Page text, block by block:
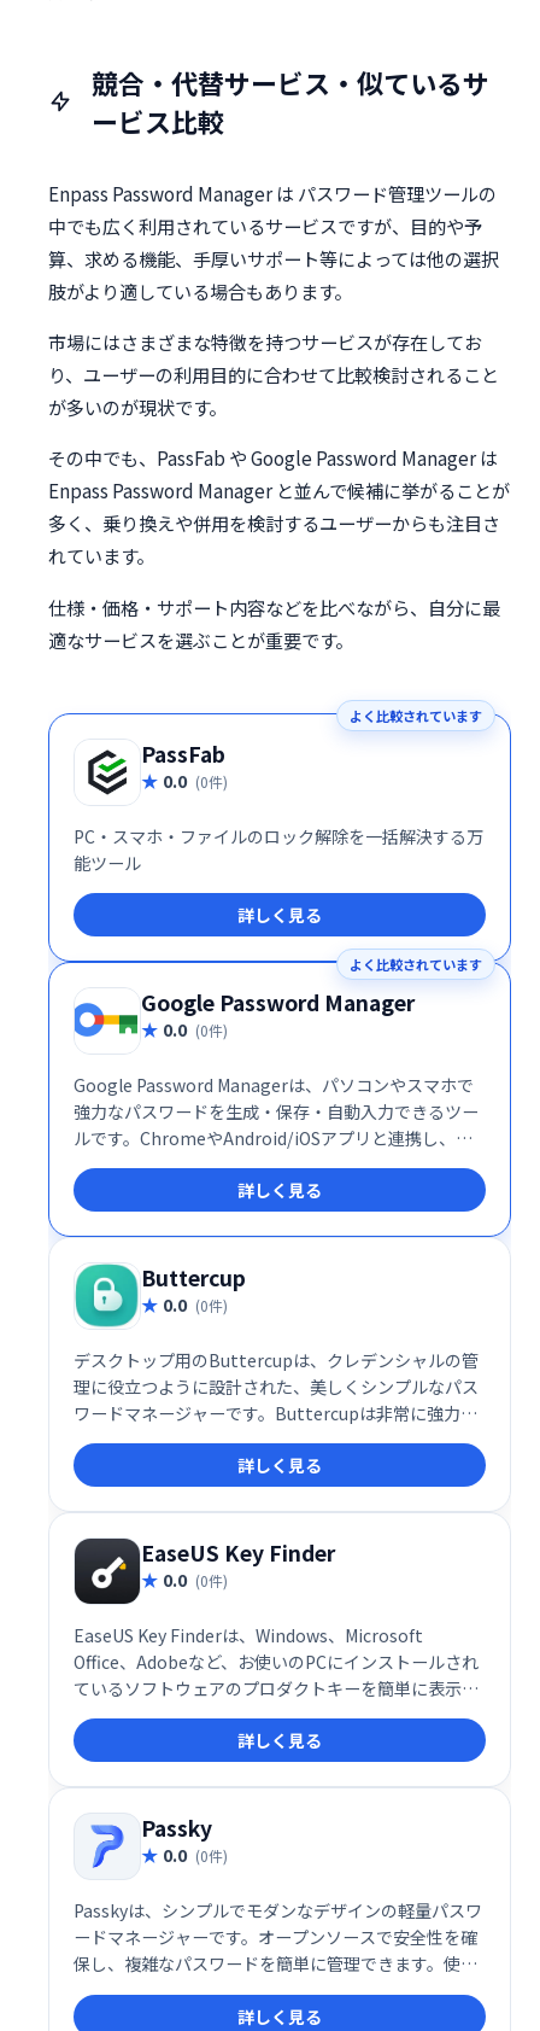
競合・代替サービス・似ているサ
ービス比較
Enpass Password Manager は パスワード管理ツールの
中でも広く利用されているサービスですが、目的や予
算、求める機能、手厚いサポート等によっては他の選択
肢がより適している場合もあります。
市場にはさまざまな特徴を持つサービスが存在してお
り、ユーザーの利用目的に合わせて比較検討されること
が多いのが現状です。
その中でも、PassFab や Google Password Manager は
Enpass Password Manager と並んで候補に挙がることが
多く、乗り換えや併用を検討するユーザーからも注目さ
れています。
仕様・価格・サポート内容などを比べながら、自分に最
適なサービスを選ぶことが重要です。
よく比較されています
PassFab
0.0 (0件)
PC・スマホ・ファイルのロック解除を一括解決する万
能ツール
詳しく見る
よく比較されています
Google Password Manager
0.0 (0件)
Google Password Managerは、パソコンやスマホで
強力なパスワードを生成・保存・自動入力できるツー
ルです。ChromeやAndroid/iOSアプリと連携し、オ
ンラインでのセキュリティ強化をサポートします。安
全で一意のパスワード管理で、個人情報をしっかり保
護しましょう。
詳しく見る
Buttercup
0.0 (0件)
デスクトップ用のButtercupは、クレデンシャルの管
理に役立つように設計された、美しくシンプルなパス
ワードマネージャーです。Buttercupは非常に強力な
暗号化を使用して、単一のマスターパスワードで機密
情報を保護します-サービスごとに、より強力で複雑な
パスワードを自由に使用して、Buttercupに安全に保
管させてください。
詳しく見る
EaseUS Key Finder
0.0 (0件)
EaseUS Key Finderは、Windows、Microsoft
Office、Adobeなど、お使いのPCにインストールされ
ているソフトウェアのプロダクトキーを簡単に表示で
きる便利なユーティリティです。 SQL Serverのキー
や、WiFiパスワード、ブラウザのアカウント情報など
も確認できます。 大切なキーを紛失した時や、再イン
ストール時に役立ちます。 これ一つで、ソフトウェア
の管理が効率化されます。
詳しく見る
Passky
0.0 (0件)
Passkyは、シンプルでモダンなデザインの軽量パスワ
ードマネージャーです。オープンソースで安全性を確
保し、複雑なパスワードを簡単に管理できます。使い
勝手の良さと高いセキュリティを両立した、安心でき
るパスワード管理ソリューションです。
詳しく見る